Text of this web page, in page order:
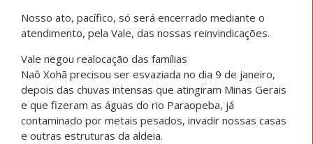
Nosso ato, pacífico, só será encerrado mediante o
atendimento, pela Vale, das nossas reinvindicações.
Vale negou realocação das famílias
Naô Xohã precisou ser esvaziada no dia 9 de janeiro,
depois das chuvas intensas que atingiram Minas Gerais
e que fizeram as águas do rio Paraopeba, já
contaminado por metais pesados, invadir nossas casas
e outras estruturas da aldeia.